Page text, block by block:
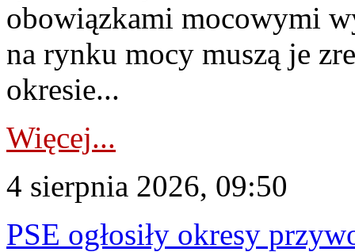
obowiązkami mocowymi
na rynku mocy muszą je
okresie...
Więcej...
4 sierpnia 2026, 09:50
PSE ogłosiły okresy